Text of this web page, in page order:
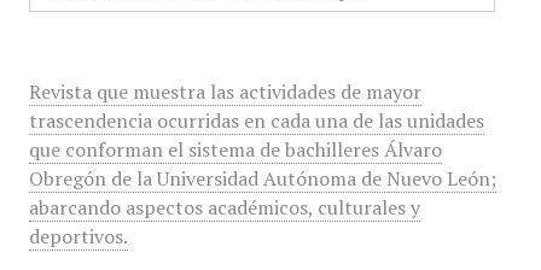
Revista que muestra las actividades de mayor
trascendencia ocurridas en cada una de las unidades
que conforman el sistema de bachilleres Álvaro
Obregón de la Universidad Autónoma de Nuevo León;
abarcando aspectos académicos, culturales y
deportivos.